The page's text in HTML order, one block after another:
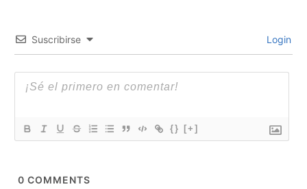
Suscribirse Login
{} [+]
0 COMMENTS